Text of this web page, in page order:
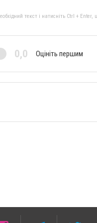
текст і натисніть Ctrl +
0,0 Оцініть першим